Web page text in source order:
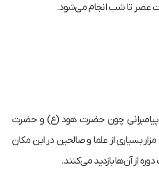
عصر تا شب انجام می‌شود.
پیامبرانی چون حضرت هود (ع) و حضرت
بسیاری از علما و صالحین در این مکان
از آن‌ها بازدید می‌کنند.